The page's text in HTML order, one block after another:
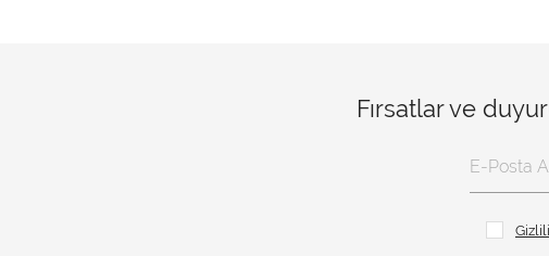
Fırsatlar ve